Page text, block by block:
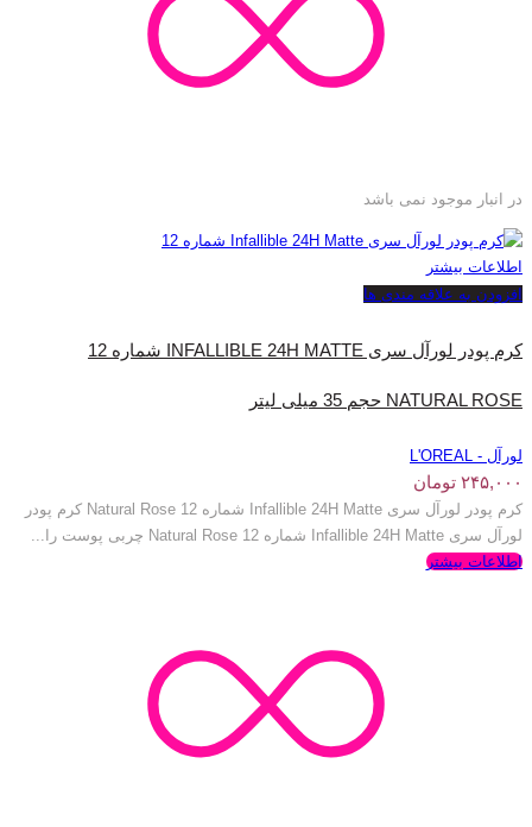
در انبار موجود نمی باشد
اطلاعات بیشتر
افزودن به علاقه مندی ها
کرم پودر لورآل سری INFALLIBLE 24H MATTE شماره 12
NATURAL ROSE حجم 35 میلی‌ لیتر
لورآل - L'OREAL
۲۴۵,۰۰۰ تومان
کرم پودر لورآل سری Infallible 24H Matte شماره 12 Natural Rose کرم پودر
لورآل سری Infallible 24H Matte شماره 12 Natural Rose چربی پوست را...
اطلاعات بیشتر